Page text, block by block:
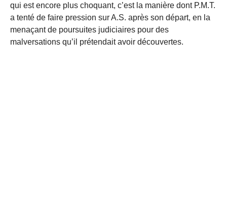
qui est encore plus choquant, c’est la manière dont P.M.T.
a tenté de faire pression sur A.S. après son départ, en la
menaçant de poursuites judiciaires pour des
malversations qu’il prétendait avoir découvertes.